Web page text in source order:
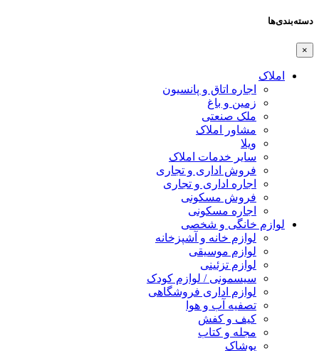
دسته‌بندی‌ها
×
املاک
اجاره اتاق و پانسیون
زمین و باغ
ملک صنعتی
مشاور املاک
ویلا
سایر خدمات املاک
فروش اداری و تجاری
اجاره اداری و تجاری
فروش مسکونی
اجاره مسکونی
لوازم خانگی و شخصی
لوازم خانه و آشپزخانه
لوازم موسیقی
لوازم تزئینی
سیسمونی / لوازم کودک
لوازم اداری فروشگاهی
تصفیه آب و هوا
کیف و کفش
مجله و کتاب
پوشاک